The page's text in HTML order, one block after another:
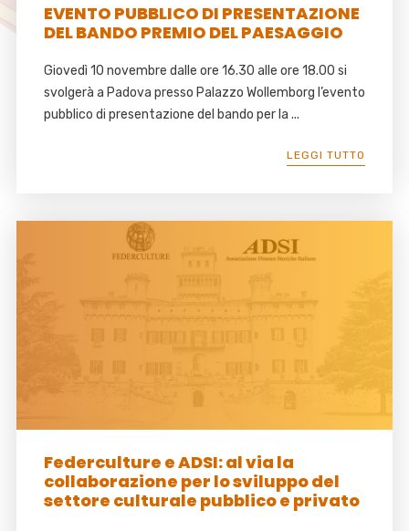
EVENTO PUBBLICO DI PRESENTAZIONE
DEL BANDO PREMIO DEL PAESAGGIO
Giovedì 10 novembre dalle ore 16.30 alle ore 18.00 si
svolgerà a Padova presso Palazzo Wollemborg l’evento
pubblico di presentazione del bando per la ...
LEGGI TUTTO
Federculture e ADSI: al via la
collaborazione per lo sviluppo del
settore culturale pubblico e privato